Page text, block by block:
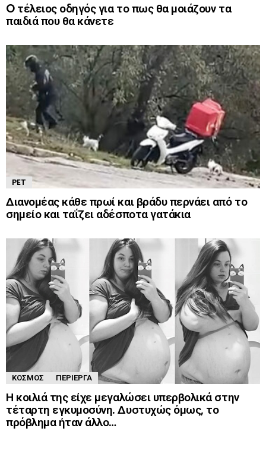
O τέλειος οδηγός για το πως θα μοιάζουν τα
παιδιά που θα κάνετε
PET
Διανομέας κάθε πρωί και βράδυ περνάει από το
σημείο και ταΐζει αδέσποτα γατάκια
ΚΌΣΜΟΣ ΠΕΡΊΕΡΓΑ
Η κοιλιά της είχε μεγαλώσει υπερβολικά στην
τέταρτη εγκυμοσύνη. Δυστυχώς όμως, το
πρόβλημα ήταν άλλο…